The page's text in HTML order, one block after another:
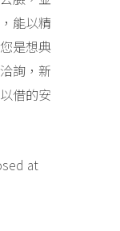
能以精
是想典
詢，新
借的安
at